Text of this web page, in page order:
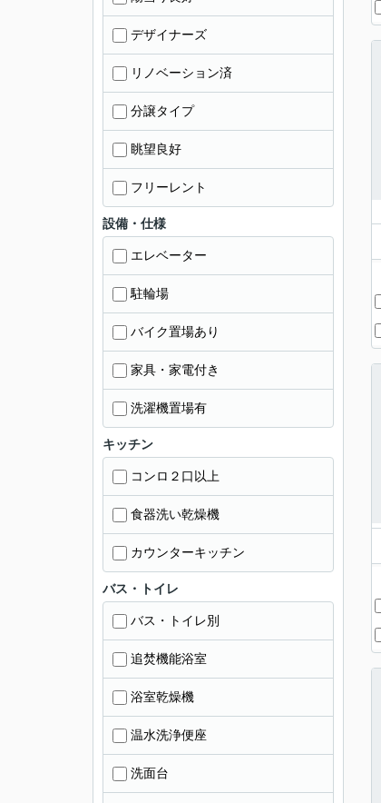
デザイナーズ
リノベーション済
分譲タイプ
眺望良好
フリーレント
設備・仕様
エレベーター
駐輪場
バイク置場あり
家具・家電付き
洗濯機置場有
キッチン
コンロ２口以上
食器洗い乾燥機
カウンターキッチン
バス・トイレ
バス・トイレ別
追焚機能浴室
浴室乾燥機
温水洗浄便座
洗面台